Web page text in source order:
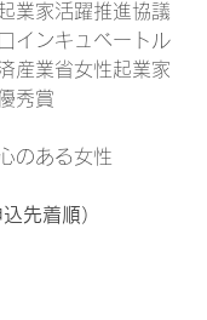
家活躍推進協議
インキュベートル
産業省女性起業家
秀賞
のある女性
込先着順）